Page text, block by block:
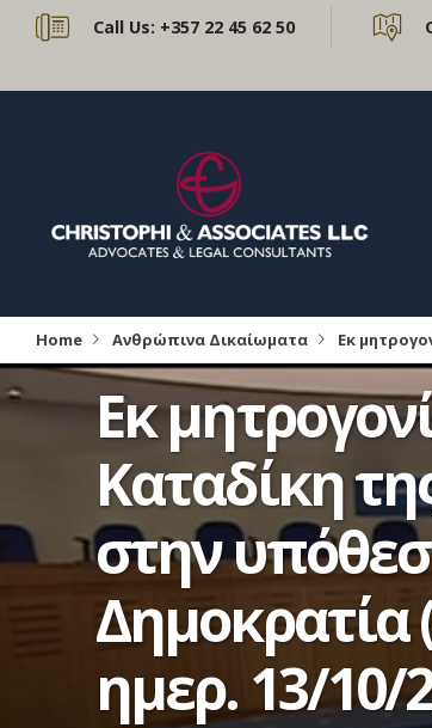
Call Us: +357 22 45 62 50
Home Ανθρώπινα Δικαίωματα Εκ
Εκ
Καταδίκη
στην
Δημοκρατία
ημερ. 13/10/